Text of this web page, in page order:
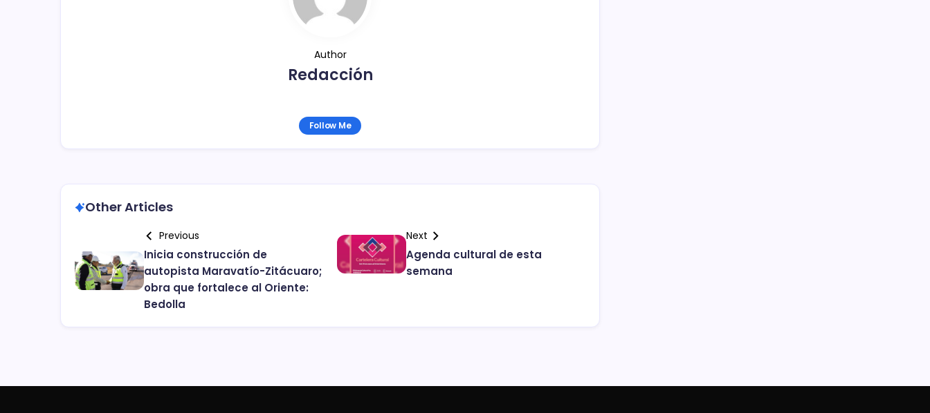
Author
Redacción
Follow Me
Other Articles
Previous
Inicia construcción de
autopista Maravatío-Zitácuaro;
obra que fortalece al Oriente:
Bedolla
Next
Agenda cultural de esta
semana